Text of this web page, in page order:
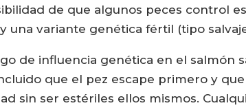
de que algunos peces control
una variante genética fértil (tipo
de influencia genética en el salmón
que el pez escape primero y
sin ser estériles ellos mismos.